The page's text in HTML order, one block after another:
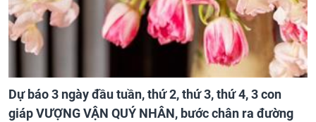
Dự báo 3 ngày đầu tuần, thứ 2, thứ 3, thứ 4, 3 con
giáp VƯỢNG VẬN QUÝ NHÂN, bước chân ra đường